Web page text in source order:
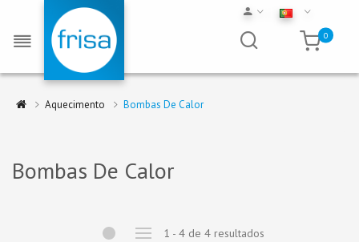
0
Aquecimento Bombas De Calor
Bombas De Calor
1 - 4 de 4 resultados